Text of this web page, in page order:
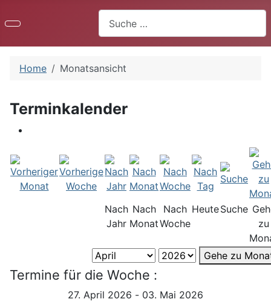
Home Monatsansicht
Terminkalender
Nach
Jahr
Nach
Monat
Nach
Woche
HeuteSuche
zu
Gehe zu
Termine für die Woche :
27. April 2026 - 03. Mai 2026